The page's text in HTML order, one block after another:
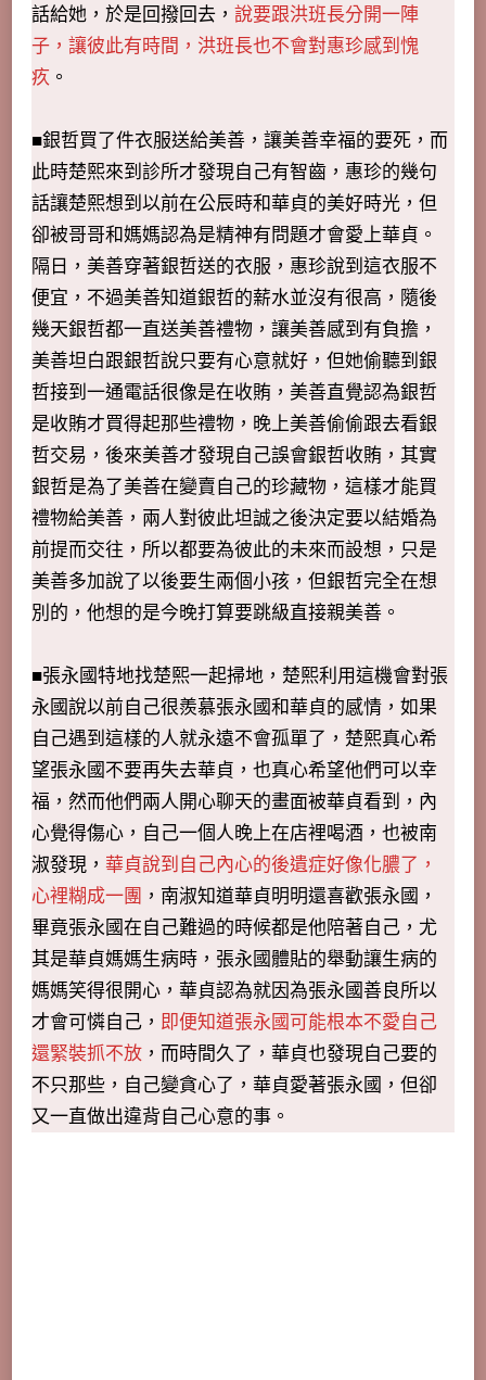
話給她，於是回撥回去， 說要跟洪班長分開一陣
子，讓彼此有時間，洪班長也不會對惠珍感到愧
疚 。
■銀哲買了件衣服送給美善，讓美善幸福的要死，而
此時楚熙來到診所才發現自己有智齒，惠珍的幾句
話讓楚熙想到以前在公辰時和華貞的美好時光，但
卻被哥哥和媽媽認為是精神有問題才會愛上華貞。
隔日，美善穿著銀哲送的衣服，惠珍說到這衣服不
便宜，不過美善知道銀哲的薪水並沒有很高，隨後
幾天銀哲都一直送美善禮物，讓美善感到有負擔，
美善坦白跟銀哲說只要有心意就好，但她偷聽到銀
哲接到一通電話很像是在收賄，美善直覺認為銀哲
是收賄才買得起那些禮物，晚上美善偷偷跟去看銀
哲交易，後來美善才發現自己誤會銀哲收賄，其實
銀哲是為了美善在變賣自己的珍藏物，這樣才能買
禮物給美善，兩人對彼此坦誠之後決定要以結婚為
前提而交往，所以都要為彼此的未來而設想，只是
美善多加說了以後要生兩個小孩，但銀哲完全在想
別的，他想的是今晚打算要跳級直接親美善。
■張永國特地找楚熙一起掃地，楚熙利用這機會對張
永國說以前自己很羨慕張永國和華貞的感情，如果
自己遇到這樣的人就永遠不會孤單了，楚熙真心希
望張永國不要再失去華貞，也真心希望他們可以幸
福，然而他們兩人開心聊天的畫面被華貞看到，內
心覺得傷心，自己一個人晚上在店裡喝酒，也被南
淑發現， 華貞說到自己內心的後遺症好像化膿了，
心裡糊成一團 ，南淑知道華貞明明還喜歡張永國，
畢竟張永國在自己難過的時候都是他陪著自己，尤
其是華貞媽媽生病時，張永國體貼的舉動讓生病的
媽媽笑得很開心，華貞認為就因為張永國善良所以
才會可憐自己， 即便知道張永國可能根本不愛自己
還緊裝抓不放 ，而時間久了，華貞也發現自己要的
不只那些，自己變貪心了，華貞愛著張永國，但卻
又一直做出違背自己心意的事。